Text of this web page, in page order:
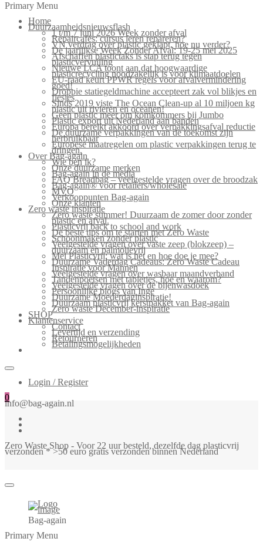
Primary Menu
Home
Duurzaamheidsnieuwsflash
1 t/m 7 juni 2026 Week zonder afval
Repaircafés: cursus leren repareren?
VN verdrag over plastic geklapt, hoe nu verder?
De jaarlijkse Week Zonder Afval: 19-25 mei 2025
Afschaffen plastictaks is stap terug tegen
plasticvervuiling
Nieuwe LCA toont aan dat hoogwaardige
plasticrecycling noodzakelijk is voor klimaatdoelen
EU-raad keurt PPWR regels voor afvalvermindering
goed!
Droppie statiegeldmachine accepteert zak vol blikjes en
flesjes
Sinds 2019 viste The Ocean Clean-up al 10 miljoen kg
plastic uit rivieren en oceanen!
Geen plastic meer om komkommers bij Jumbo
Plastic export uit Nederland aan banden
Europa bereikt akkoord over verpakkingsafval reductie
De duurzame verpakkingen van de toekomst zijn
herbruikbaar
Europese maatregelen om plastic verpakkingen terug te
dringen.
Over Bag-again
Wie ben ik?
Onze duurzame merken
Bag-again in de media
FAQ Breadbag – veelgestelde vragen over de broodzak
Bag-again® voor retailers/wholesale
MVO
Verkooppunten Bag-again
Onze klanten
Zero waste inspiratie
Zero waste summer! Duurzaam de zomer door zonder
plastic en afval.
Plasticvrij back to school and work
De beste tips om te starten met Zero Waste
Schoonmaken zonder plastic
Veelgestelde vragen over vaste zeep (blokzeep) –
duurzaam en palmolievrij
Mei Plasticvrij: wat is het en hoe doe je mee?
Duurzame Vaderdag Cadeaus: Zero Waste Cadeau
Inspiratie voor Mannen
Veelgestelde vragen over wasbaar maandverband
Tandenpoetsen met tabletjes, hoe en waarom?
Veelgestelde vragen over de bijenwasdoek
Persoonlijke blogs van Inge
Duurzame Moederdaginspiratie!
Duurzaam plasticvrij kerstpakket van Bag-again
Zero waste December-inspiratie
SHOP
Klantenservice
Contact
Levertijd en verzending
Retourneren
Betalingsmogelijkheden
Login / Register
0
info@bag-again.nl
Zero Waste Shop - Voor 22 uur besteld, dezelfde dag plasticvrij
verzonden * >50 euro gratis verzonden binnen Nederland
Bag-again
Primary Menu